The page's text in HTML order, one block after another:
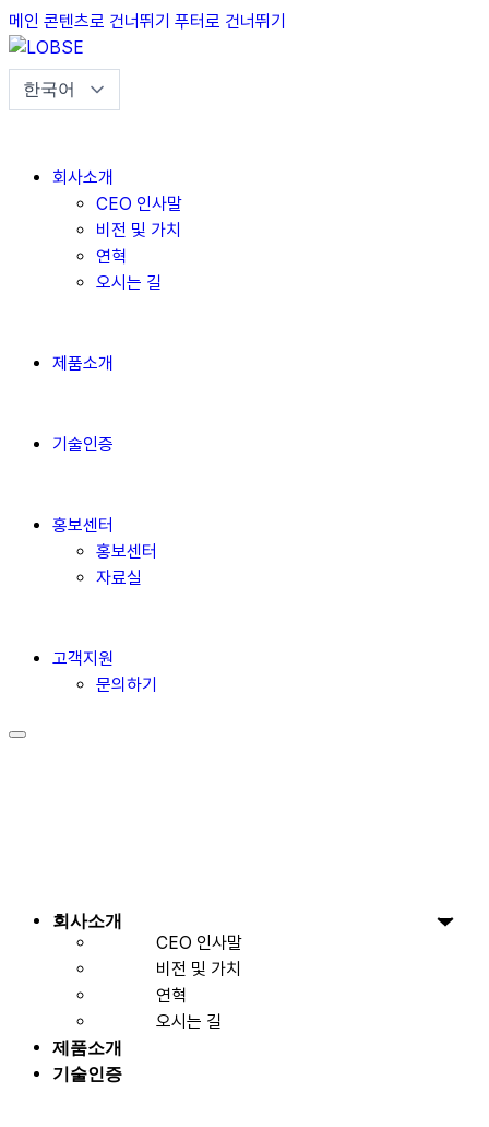
메인 콘텐츠로 건너뛰기 푸터로 건너뛰기
회사소개
CEO 인사말
비전 및 가치
연혁
오시는 길
제품소개
기술인증
홍보센터
홍보센터
자료실
고객지원
문의하기
회사소개
CEO 인사말
비전 및 가치
연혁
오시는 길
제품소개
기술인증